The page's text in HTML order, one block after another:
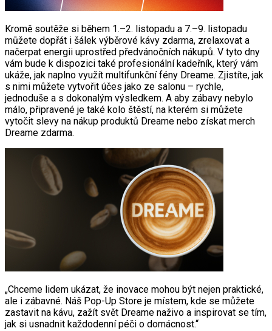
Kromě soutěže si během 1.–2. listopadu a 7.–9. listopadu
můžete dopřát i šálek výběrové kávy zdarma, zrelaxovat a
načerpat energii uprostřed předvánočních nákupů. V tyto dny
vám bude k dispozici také profesionální kadeřník, který vám
ukáže, jak naplno využít multifunkční fény Dreame. Zjistíte, jak
s nimi můžete vytvořit účes jako ze salonu – rychle,
jednoduše a s dokonalým výsledkem. A aby zábavy nebylo
málo, připravené je také kolo štěstí, na kterém si můžete
vytočit slevy na nákup produktů Dreame nebo získat merch
Dreame zdarma.
„Chceme lidem ukázat, že inovace mohou být nejen praktické,
ale i zábavné. Náš Pop-Up Store je místem, kde se můžete
zastavit na kávu, zažít svět Dreame naživo a inspirovat se tím,
jak si usnadnit každodenní péči o domácnost.“